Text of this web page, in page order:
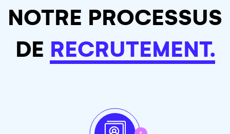
NOTRE PROCESSUS
DE RECRUTEMENT.